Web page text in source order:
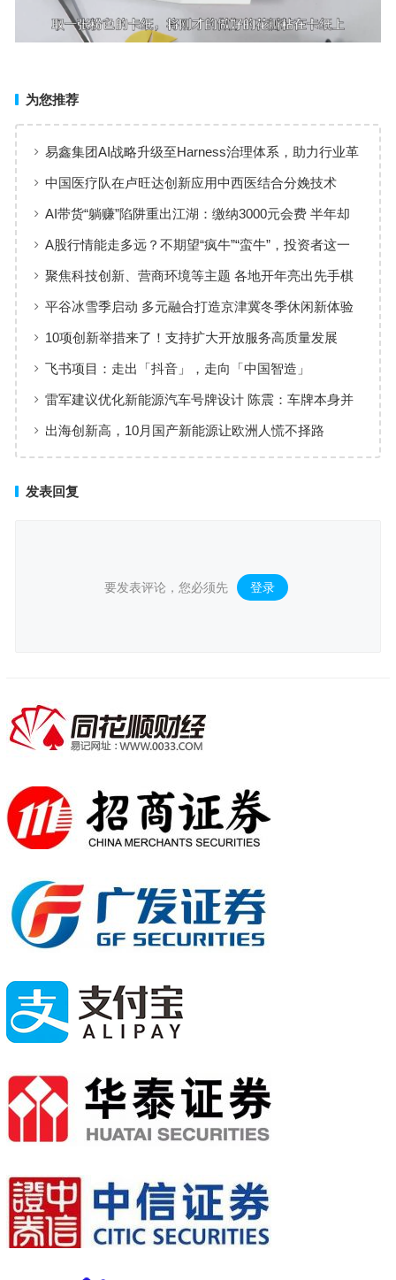
为您推荐
易鑫集团AI战略升级至Harness治理体系，助力行业革
新
中国医疗队在卢旺达创新应用中西医结合分娩技术
AI带货“躺赚”陷阱重出江湖：缴纳3000元会费 半年却
仅卖出13元
A股行情能走多远？不期望“疯牛”“蛮牛”，投资者这一
操作最致命
聚焦科技创新、营商环境等主题 各地开年亮出先手棋
平谷冰雪季启动 多元融合打造京津冀冬季休闲新体验
10项创新举措来了！支持扩大开放服务高质量发展
飞书项目：走出「抖音」，走向「中国智造」
雷军建议优化新能源汽车号牌设计 陈震：车牌本身并
不丑 只是面积太大了
出海创新高，10月国产新能源让欧洲人慌不择路
发表回复
要发表评论，您必须先 登录 。